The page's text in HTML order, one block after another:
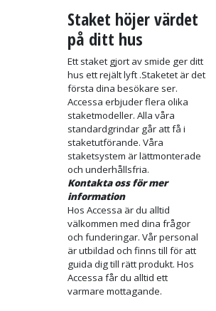
Ett urval av våra kunder
Villaägare, kyrkor, travbanor,
skolor, dagis, förskolor,
industrier, hotell, herrgårdar,
slott, camping,
skidanläggningar, kommuner,
hästgård, stall,
parkeringsgarage, båthamn,
regioner, lasarett, sjukhus,
återvinningsanläggning,
uteservering, biograf, Biltema,
Skandinaviska områdesskydd,
konferens-anläggning,
industrihallar, åkeri.
Staket höjer värdet
på ditt hus
Ett staket gjort av smide ger ditt
hus ett rejält lyft .Staketet är det
första dina besökare ser.